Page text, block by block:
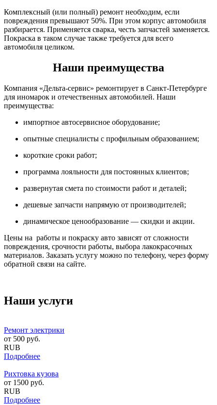
Комплексный (или полный) ремонт необходим, если
повреждения превышают 50%. При этом корпус автомобиля
разбирается. Применяется сварка, честь запчастей заменяется.
Покраска в таком случае также требуется для всего
автомобиля целиком.
Наши преимущества
Компания «Дельта-сервис» ремонтирует в Санкт-Петербурге
для иномарок и отечественных автомобилей. Наши
преимущества:
импортное автосервисное оборудование;
опытные специалисты с профильным образованием;
короткие сроки работ;
программа лояльности для постоянных клиентов;
развернутая смета по стоимости работ и деталей;
дешевые запчасти напрямую от производителей;
динамическое ценообразование — скидки и акции.
Цены на работы и покраску авто зависят от сложности
повреждения, срочности работы, выбора лакокрасочных
материалов. Заказать услугу можно по телефону, через форму
обратной связи на сайте.
Наши услуги
Ремонт электрики
от 500 руб.
RUB
Подробнее
Рихтовка кузова
от 1500 руб.
RUB
Подробнее